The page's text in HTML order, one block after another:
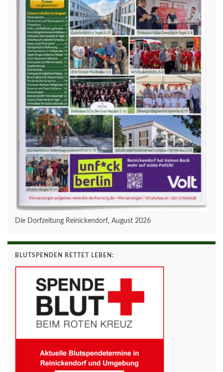
Die Dorfzeitung Reinickendorf, August 2026
BLUTSPENDEN RETTET LEBEN: